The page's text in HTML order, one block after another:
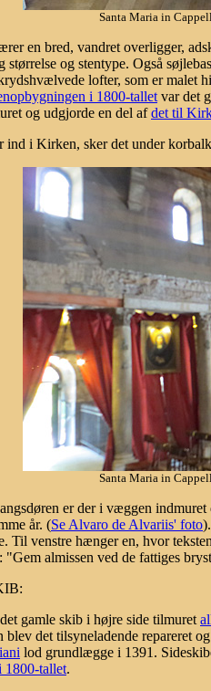
Santa Maria in
en bred, vandret overligger,
størrelse og stentype. Også
lofter, som er malet
i 1800-tallet var det
og udgjorde en del afdet til
ind i Kirken, sker det under
Santa Maria in
er der i væggen
år. (Se Alvaro de Alvariis' foto
Til venstre hænger en, hvor
almissen ved de fattiges
gamle skib i højre side tilmuret
blev det tilsyneladende repareret
lod grundlægge i 1391.
1800-tallet.